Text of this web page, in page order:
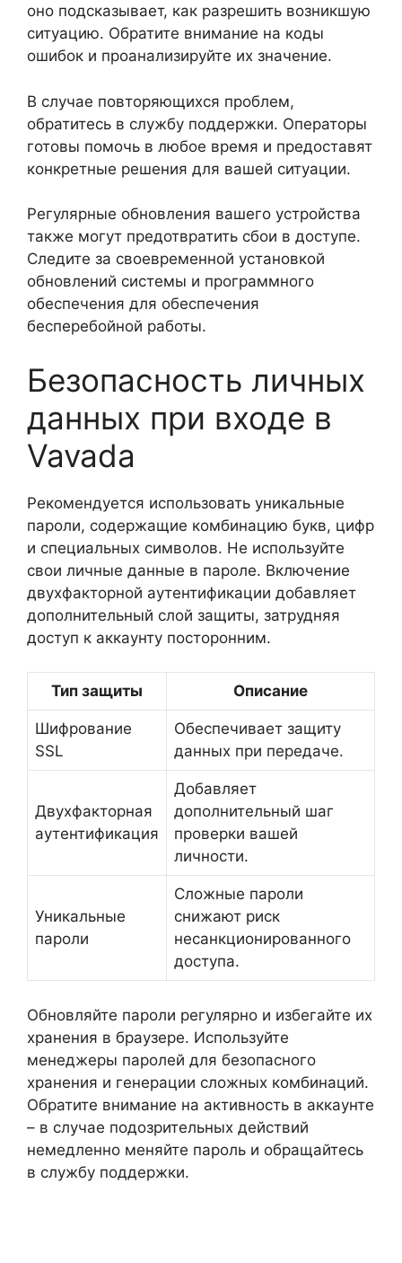
оно подсказывает, как разрешить возникшую
ситуацию. Обратите внимание на коды
ошибок и проанализируйте их значение.
В случае повторяющихся проблем,
обратитесь в службу поддержки. Операторы
готовы помочь в любое время и предоставят
конкретные решения для вашей ситуации.
Регулярные обновления вашего устройства
также могут предотвратить сбои в доступе.
Следите за своевременной установкой
обновлений системы и программного
обеспечения для обеспечения
бесперебойной работы.
Безопасность личных
данных при входе в
Vavada
Рекомендуется использовать уникальные
пароли, содержащие комбинацию букв, цифр
и специальных символов. Не используйте
свои личные данные в пароле. Включение
двухфакторной аутентификации добавляет
дополнительный слой защиты, затрудняя
доступ к аккаунту посторонним.
Тип защиты Описание
Шифрование
SSL
Обеспечивает защиту
данных при передаче.
Двухфакторная
аутентификация
Добавляет
дополнительный шаг
проверки вашей
личности.
Уникальные
пароли
Сложные пароли
снижают риск
несанкционированного
доступа.
Обновляйте пароли регулярно и избегайте их
хранения в браузере. Используйте
менеджеры паролей для безопасного
хранения и генерации сложных комбинаций.
Обратите внимание на активность в аккаунте
– в случае подозрительных действий
немедленно меняйте пароль и обращайтесь
в службу поддержки.